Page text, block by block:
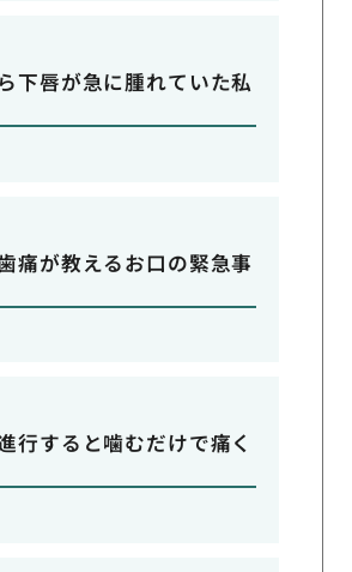
下唇が急に腫れていた私
痛が教えるお口の緊急事
行すると噛むだけで痛く